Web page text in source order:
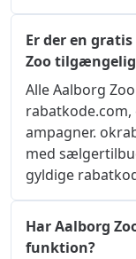
Er der en
Zoo
Alle Aalborg
rabatkode.com,
ampagner.
med
gyldige
Har Aalborg
funktion?